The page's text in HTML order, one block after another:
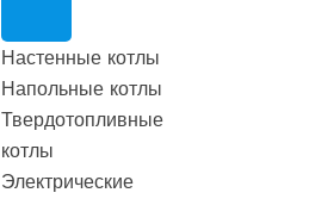
Настенные котлы
Напольные котлы
Твердотопливные
котлы
Электрические